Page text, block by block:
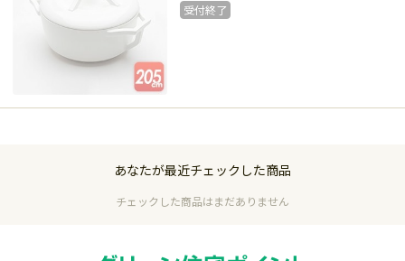
受付終了
あなたが最近チェックした商品
チェックした商品はまだありません